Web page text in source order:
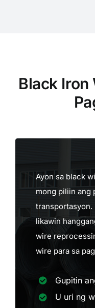
Black Iron
Ayon sa black
mong piliin ang
transportasyon.
likawin
wire
wire para sa
Gupitin
U uri ng